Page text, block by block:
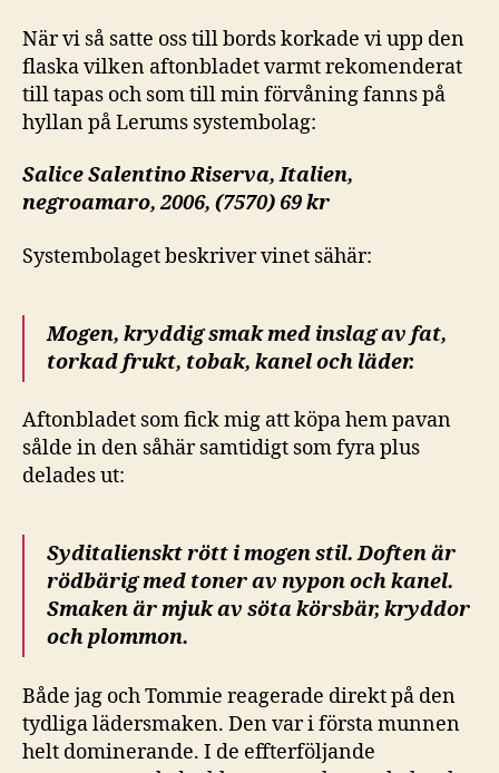
När vi så satte oss till bords korkade vi upp den
flaska vilken aftonbladet varmt rekomenderat
till tapas och som till min förvåning fanns på
hyllan på Lerums systembolag:
Salice Salentino Riserva, Italien,
negroamaro, 2006, (7570) 69 kr
Systembolaget beskriver vinet sähär:
Mogen, kryddig smak med inslag av fat,
torkad frukt, tobak, kanel och läder.
Aftonbladet som fick mig att köpa hem pavan
sålde in den såhär samtidigt som fyra plus
delades ut:
Syditalienskt rött i mogen stil. Doften är
rödbärig med toner av nypon och kanel.
Smaken är mjuk av söta körsbär, kryddor
och plommon.
Både jag och Tommie reagerade direkt på den
tydliga lädersmaken. Den var i första munnen
helt dominerande. I de effterföljande